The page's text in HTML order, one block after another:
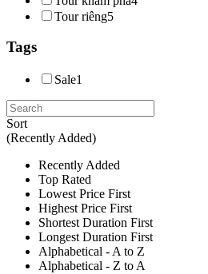
Tour riêng5
Tags
Sale1
Sort
(Recently Added)
Recently Added
Top Rated
Lowest Price First
Highest Price First
Shortest Duration First
Longest Duration First
Alphabetical - A to Z
Alphabetical - Z to A